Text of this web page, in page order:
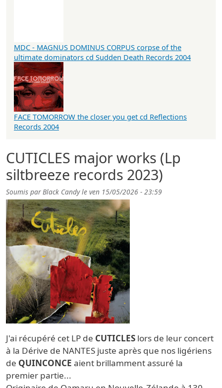
CUTICLES major works (Lp
siltbreeze records 2023)
Soumis parBlack Candyle ven 15/05/2026 - 23:59
J'ai récupéré cet LP de CUTICLES lors de leur concert
à la Dérive de NANTES juste après que nos ligériens
de QUINCONCE aient brillamment assuré la
premier partie...
MDC - MAGNUS DOMINUS CORPUS corpse of the
ultimate dominators cd Sudden Death Records 2004
FACE TOMORROW the closer you get cd Reflections
Records 2004